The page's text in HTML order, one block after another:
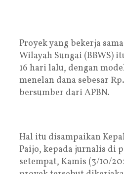
Proyek yang bekerja
Wilayah Sungai (BBWS)
16 hari lalu, dengan
menelan dana sebesar
bersumber dari APBN.
Hal itu disampaikan
Paijo, kepada jurnalis di
setempat, Kamis (3/10/